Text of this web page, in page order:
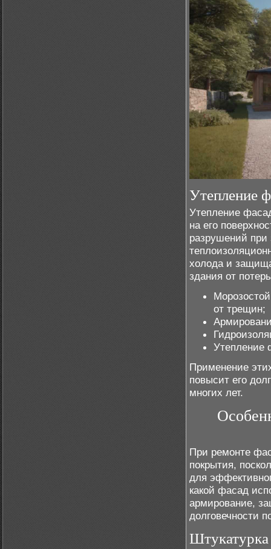
Утепление
Утепление
на его
разрушений при
холода и
здания от
от трещин;
Утепление
Применение
повысит его
многих лет.
При ремонте
покрытия,
для
какой фасад
армирование,
долговечности
Штукатурка